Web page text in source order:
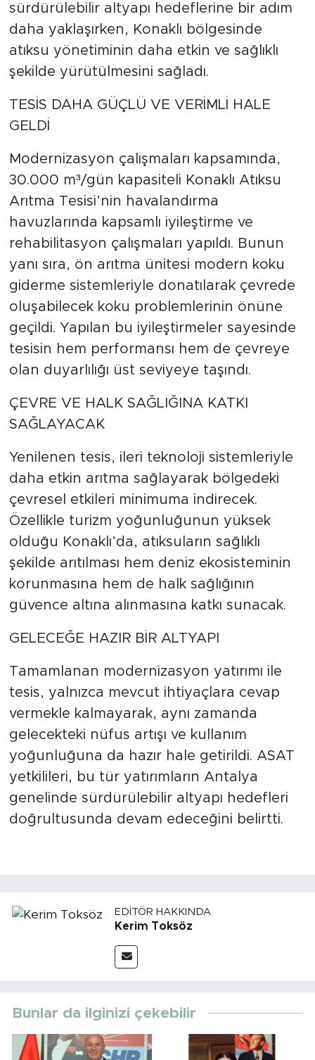
sürdürülebilir altyapı hedeflerine bir adım
daha yaklaşırken, Konaklı bölgesinde
atıksu yönetiminin daha etkin ve sağlıklı
şekilde yürütülmesini sağladı.
TESİS DAHA GÜÇLÜ VE VERİMLİ HALE
GELDİ
Modernizasyon çalışmaları kapsamında,
30.000 m³/gün kapasiteli Konaklı Atıksu
Arıtma Tesisi’nin havalandırma
havuzlarında kapsamlı iyileştirme ve
rehabilitasyon çalışmaları yapıldı. Bunun
yanı sıra, ön arıtma ünitesi modern koku
giderme sistemleriyle donatılarak çevrede
oluşabilecek koku problemlerinin önüne
geçildi. Yapılan bu iyileştirmeler sayesinde
tesisin hem performansı hem de çevreye
olan duyarlılığı üst seviyeye taşındı.
ÇEVRE VE HALK SAĞLIĞINA KATKI
SAĞLAYACAK
Yenilenen tesis, ileri teknoloji sistemleriyle
daha etkin arıtma sağlayarak bölgedeki
çevresel etkileri minimuma indirecek.
Özellikle turizm yoğunluğunun yüksek
olduğu Konaklı’da, atıksuların sağlıklı
şekilde arıtılması hem deniz ekosisteminin
korunmasına hem de halk sağlığının
güvence altına alınmasına katkı sunacak.
GELECEĞE HAZIR BİR ALTYAPI
Tamamlanan modernizasyon yatırımı ile
tesis, yalnızca mevcut ihtiyaçlara cevap
vermekle kalmayarak, aynı zamanda
gelecekteki nüfus artışı ve kullanım
yoğunluğuna da hazır hale getirildi. ASAT
yetkilileri, bu tür yatırımların Antalya
genelinde sürdürülebilir altyapı hedefleri
doğrultusunda devam edeceğini belirtti.
EDITÖR HAKKINDA
Kerim Toksöz
Bunlar da ilginizi çekebilir